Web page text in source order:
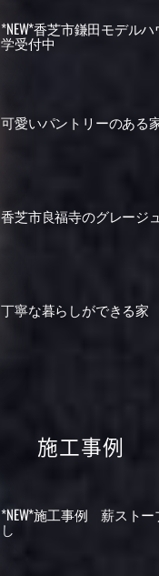
*NEW*香芝市鎌田モデル
学受付中
可愛いパントリーのある
香芝市良福寺のグレージ
丁寧な暮らしができる家
施工事例
*NEW*施工事例 薪ストー
し